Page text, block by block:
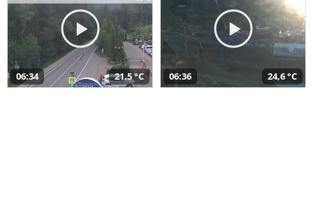
06:34 21,5 °C 06:36 24,6 °C